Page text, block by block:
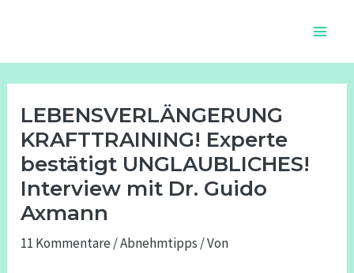
LEBENSVERLÄNGERUNG
KRAFTTRAINING! Experte
bestätigt UNGLAUBLICHES!
Interview mit Dr. Guido
Axmann
11 Kommentare /Abnehmtipps / Von